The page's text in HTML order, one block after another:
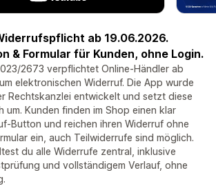
ab 19.06.2026.
& Formular für Kunden, ohne Login.
2673 verpflichtet Online-Händler ab
elektronischen Widerruf. Die App wurde
Rechtskanzlei entwickelt und setzt diese
um. Kunden finden im Shop einen klar
Button und reichen ihren Widerruf ohne
ein, auch Teilwiderrufe sind möglich.
du alle Widerrufe zentral, inklusive
und vollständigem Verlauf, ohne